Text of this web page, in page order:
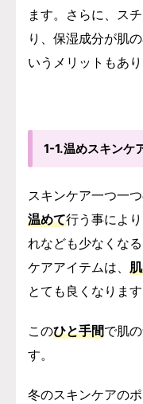
ます。さらに、ス
り、保湿成分が肌
いうメリットもあり
1-1.温めスキンケ
スキンケア一つ一
温めて行う事により
れなども少なくなる
ケアアイテムは、
とても良くなります
このひと手間で肌
す。
冬のスキンケアの